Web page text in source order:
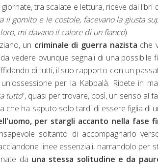
tra scalate e lettura, riceve dai
il gomito e le costole, facevano la giusta
mi davano il calore di un fianco).
un criminale di guerra nazista che
vedere ovunque segnali di una possibile
di tutti, il suo rapporto con un
per la Kabbalà. Ripete in
tutto”, quasi per trovare, così, un senso al
che ha saputo solo tardi di essere figlia di
per stargli accanto nella fase
soltanto di accompagnarlo
linee essenziali, narrandolo per
da una stessa solitudine e da